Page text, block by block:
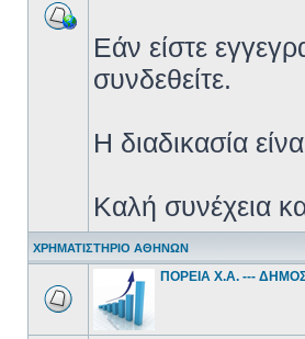
Εάν είστε
συνδεθείτε.
Η διαδικασία
Καλή συνέχεια
ΧΡΗΜΑΤΙΣΤΗΡΙΟ ΑΘΗΝΩΝ
ΠΟΡΕΙΑ Χ.Α. ---